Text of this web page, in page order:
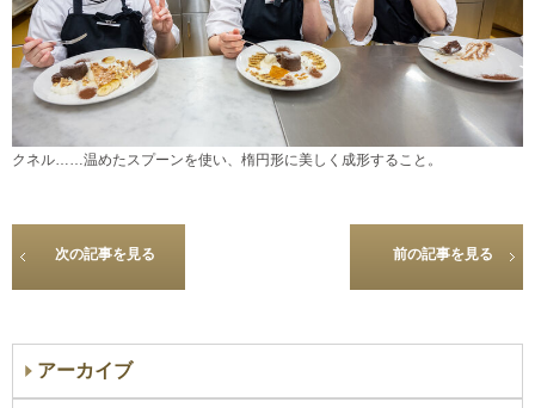
クネル……温めたスプーンを使い、楕円形に美しく成形すること。
次の記事を見る 前の記事を見る
アーカイブ